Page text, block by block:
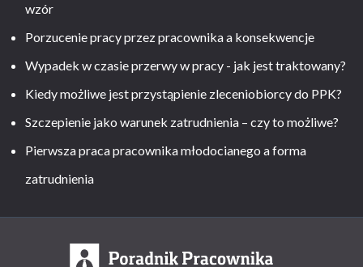
wzór
Porzucenie pracy przez pracownika a konsekwencje
Wypadek w czasie przerwy w pracy - jak jest traktowany?
Kiedy możliwe jest przystąpienie zleceniobiorcy do PPK?
Szczepienie jako warunek zatrudnienia – czy to możliwe?
Pierwsza praca pracownika młodocianego a forma
zatrudnienia